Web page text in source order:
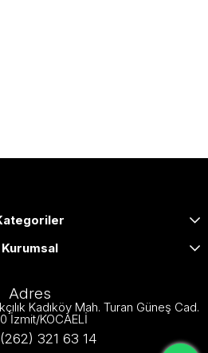
Kurumsal
Adres
Kadıköy Mah. Turan Güneş Cad.
İzmit/KOCAELİ
321 63 14